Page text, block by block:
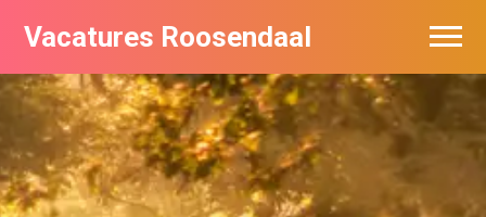
Vacatures Roosendaal
Vacatures bij bedrijven
De populairste vacatures in Roosendaal